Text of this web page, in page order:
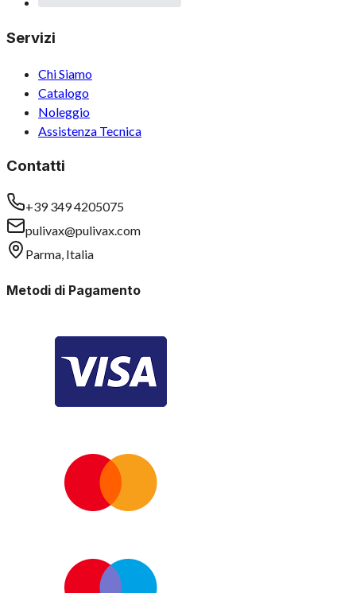
Servizi
Chi Siamo
Catalogo
Noleggio
Assistenza Tecnica
Contatti
+39 349 4205075
pulivax@pulivax.com
Parma, Italia
Metodi di Pagamento